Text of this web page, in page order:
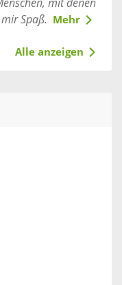
mit denen
Spaß. Mehr
Alle anzeigen